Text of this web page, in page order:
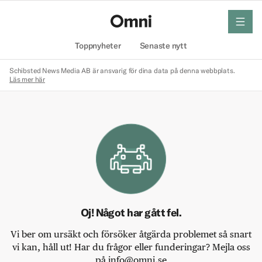
Toppnyheter Senaste nytt
meny
Schibsted News Media AB är ansvarig för dina data på denna webbplats.
Läs mer här
Oj! Något har gått fel.
Vi ber om ursäkt och försöker åtgärda problemet så snart
vi kan, håll ut! Har du frågor eller funderingar? Mejla oss